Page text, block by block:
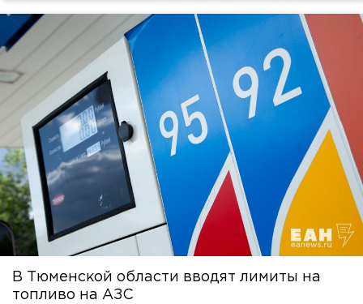
В Тюменской области вводят лимиты на
топливо на АЗС